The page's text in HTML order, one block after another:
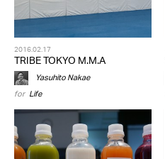
2016.02.17
TRIBE TOKYO M.M.A
Yasuhito Nakae
for Life